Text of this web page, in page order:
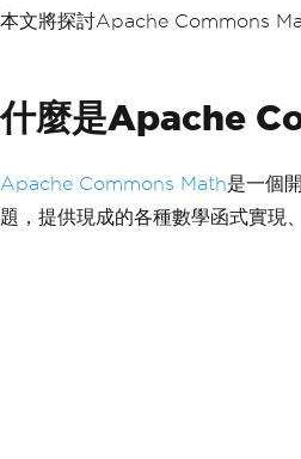
本文將探討Apache Commons
什麼是Apache
Apache Commons Math是一個
題，提供現成的各種數學函式實現